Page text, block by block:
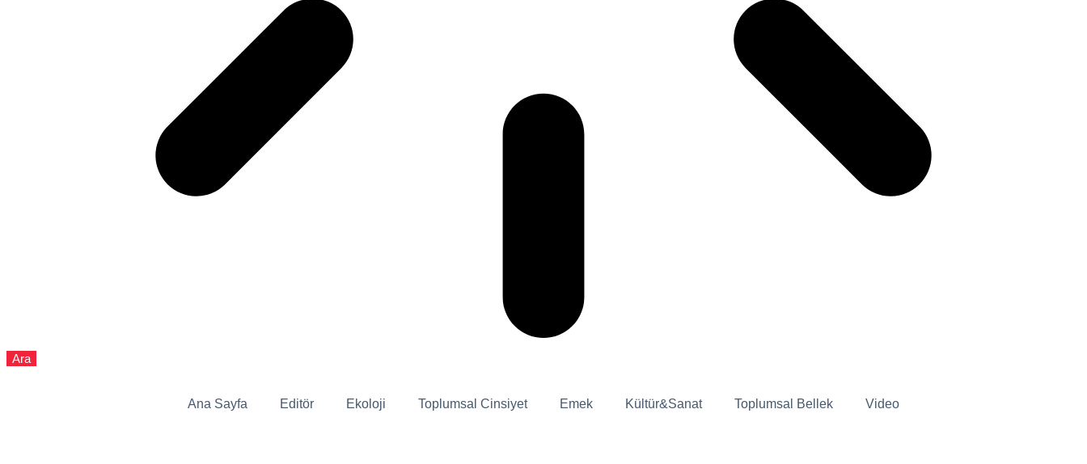
Ara
Ana Sayfa Editör Ekoloji Toplumsal Cinsiyet Emek Kültür&Sanat Toplumsal Bellek Video